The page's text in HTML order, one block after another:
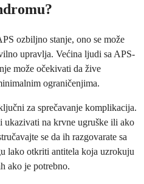
ozbiljno stanje, ono se može
upravlja. Većina ljudi sa APS-
može očekivati da žive
ograničenjima.
za sprečavanje komplikacija.
na krvne ugruške ili ako
se da ih razgovarate sa
lako otkriti antitela koja uzrokuju
ako je potrebno.